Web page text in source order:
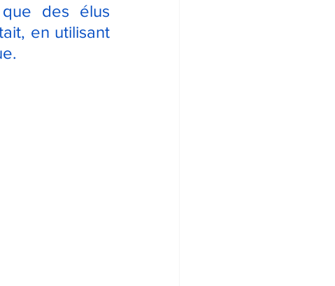
des élus
en utilisant